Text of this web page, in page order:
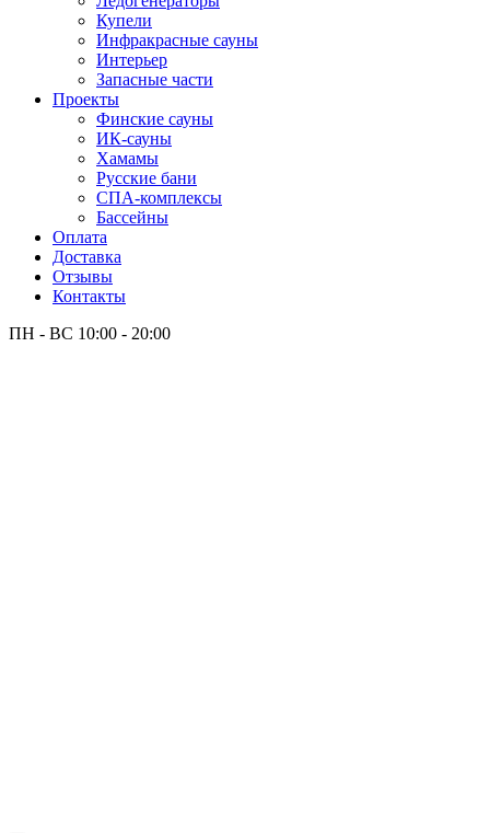
Купели
Инфракрасные сауны
Интерьер
Запасные части
Проекты
Финские сауны
ИК-сауны
Хамамы
Русские бани
СПА-комплексы
Бассейны
Оплата
Доставка
Отзывы
Контакты
ПН - ВС 10:00 - 20:00